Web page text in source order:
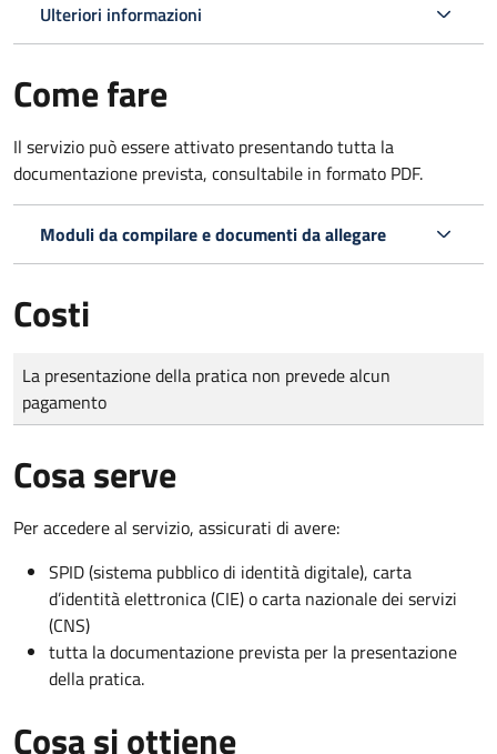
Ulteriori informazioni
Come fare
Il servizio può essere attivato presentando tutta la
documentazione prevista, consultabile in formato PDF.
Moduli da compilare e documenti da allegare
Costi
Tipo di pagamento
Importo
La presentazione della pratica non prevede alcun
pagamento
Cosa serve
Per accedere al servizio, assicurati di avere:
SPID (sistema pubblico di identità digitale), carta
d’identità elettronica (CIE) o carta nazionale dei servizi
(CNS)
tutta la documentazione prevista per la presentazione
della pratica.
Cosa si ottiene